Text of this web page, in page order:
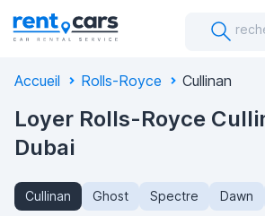
Accueil Rolls-Royce Cullinan
Loyer Rolls-Royce
Dubai
Cullinan Ghost Spectre Dawn